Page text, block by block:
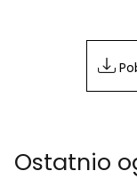
Ostatnio